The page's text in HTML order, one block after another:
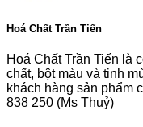
Hoá Chất Trần Tiến
Hoá Chất Trần Tiến là
chất, bột màu và tinh
khách hàng sản phẩm
838 250 (Ms Thuỷ)